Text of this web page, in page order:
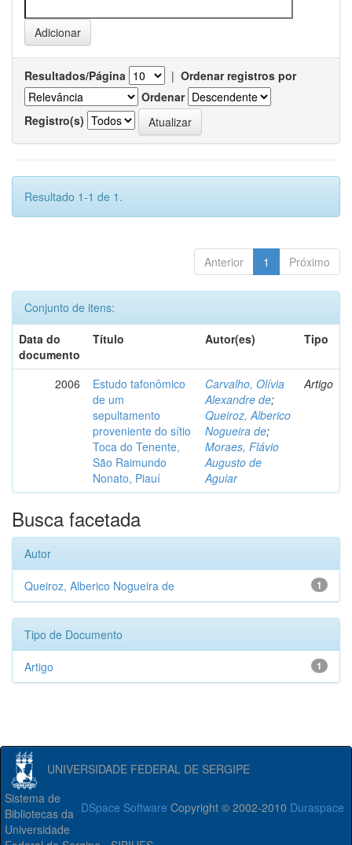
Resultados/Página | Ordenar registros por
Ordenar
Registro(s)
Resultado 1-1 de 1.
Anterior 1 Próximo
Conjunto de itens:
Data do
documento
Título Autor(es) Tipo
2006
Estudo tafonômico
de um
sepultamento
proveniente do sítio
Toca do Tenente,
São Raimundo
Nonato, Piauí
Carvalho, Olívia
Alexandre de;
Queiroz, Alberico
Nogueira de;
Moraes, Flávio
Augusto de
Aguiar
Artigo
Busca facetada
Autor
1
Queiroz, Alberico Nogueira de
Tipo de Documento
1
Artigo
UNIVERSIDADE FEDERAL DE SERGIPE
DSpace Software Copyright © 2002-2010 Duraspace
Sistema de
Bibliotecas da
Universidade